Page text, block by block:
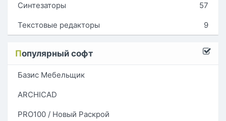
Синтезаторы 57
Текстовые редакторы 9
Популярный софт
Базис Мебельщик
ARCHICAD
PRO100 / Новый Раскрой